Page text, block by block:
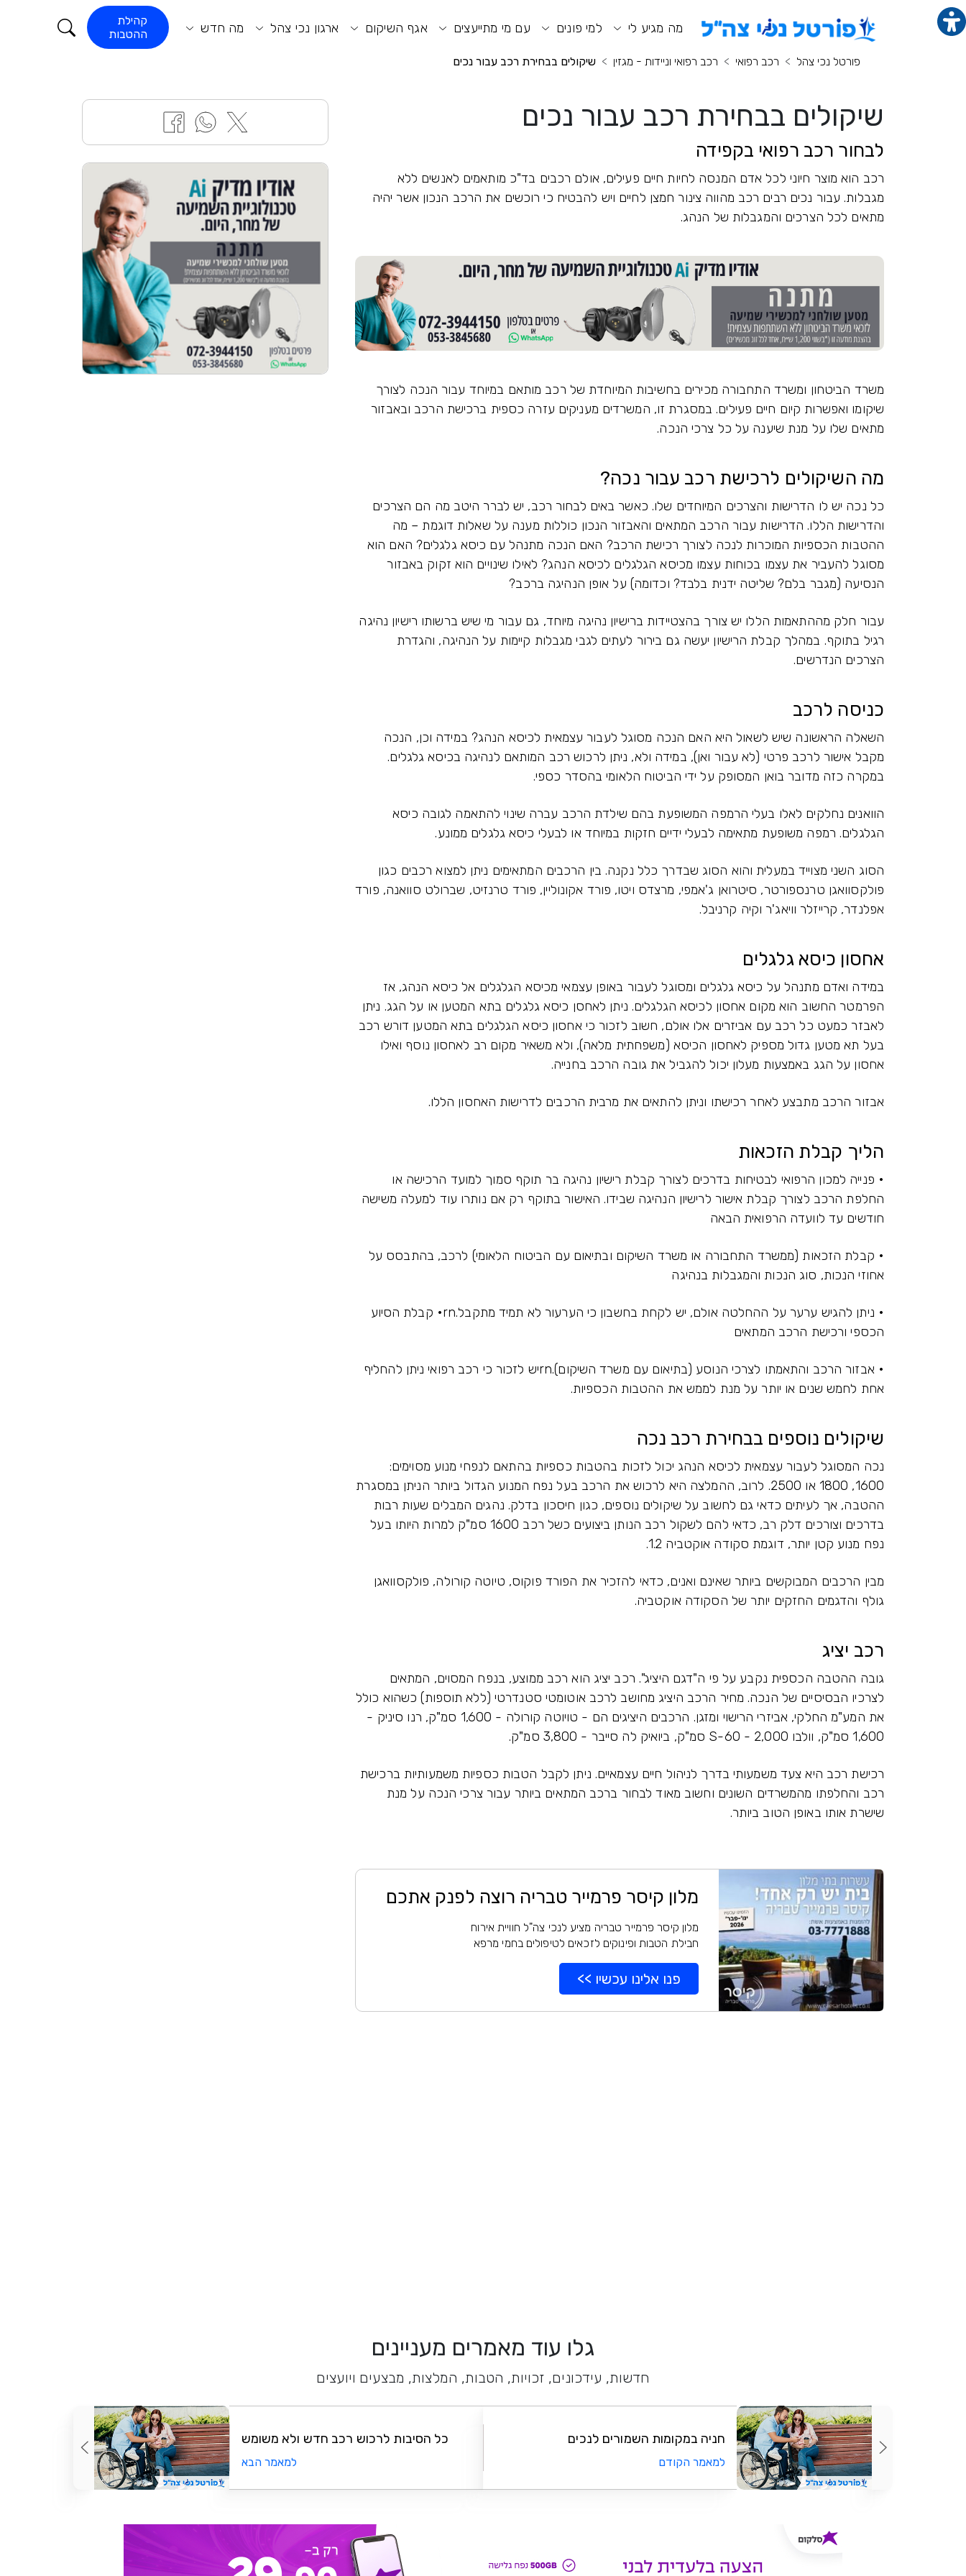
מה מגיע לי למי פונים עם מי מתייעצים אגף השיקום ארגון נכי צהל מה חדש
קהילת
ההטבות
פורטל נכי צהל
רכב רפואי רכב רפואי וניידות - מגזין שיקולים בבחירת רכב עבור נכים
שיקולים בבחירת רכב עבור נכים
לבחור רכב רפואי בקפידה
רכב הוא מוצר חיוני לכל אדם המנסה לחיות חיים פעילים, אולם רכבים בד"כ מותאמים לאנשים ללא
מגבלות. עבור נכים רבים רכב מהווה צינור חמצן לחיים ויש להבטיח כי רוכשים את הרכב הנכון אשר יהיה
מתאים לכל הצרכים והמגבלות של הנהג.
משרד הביטחון ומשרד התחבורה מכירים בחשיבות המיוחדת של רכב מותאם במיוחד עבור הנכה לצורך
שיקומו ואפשרות קיום חיים פעילים. במסגרת זו, המשרדים מעניקים עזרה כספית ברכישת הרכב ובאבזור
מתאים שלו על מנת שיענה על כל צרכי הנכה.
מה השיקולים לרכישת רכב עבור נכה?
כל נכה יש לו הדרישות והצרכים המיוחדים שלו. כאשר באים לבחור רכב, יש לברר היטב מה הם הצרכים
והדרישות הללו. הדרישות עבור הרכב המתאים והאבזור הנכון כוללות מענה על שאלות דוגמת – מה
ההטבות הכספיות המוכרות לנכה לצורך רכישת הרכב? האם הנכה מתנהל עם כיסא גלגלים? האם הוא
מסוגל להעביר את עצמו בכוחות עצמו מכיסא הגלגלים לכיסא הנהג? לאילו שינויים הוא זקוק באבזור
הנסיעה (מגבר בלם? שליטה ידנית בלבד? וכדומה) על אופן הנהיגה ברכב?
עבור חלק מההתאמות הללו יש צורך בהצטיידות ברישיון נהיגה מיוחד, גם עבור מי שיש ברשותו רישיון נהיגה
רגיל בתוקף. במהלך קבלת הרישיון יעשה גם בירור לעתים לגבי מגבלות קיימות על הנהיגה, והגדרת
הצרכים הנדרשים.
כניסה לרכב
השאלה הראשונה שיש לשאול היא האם הנכה מסוגל לעבור עצמאית לכיסא הנהג? במידה וכן, הנכה
מקבל אישור לרכב פרטי (לא עבור ואן), במידה ולא, ניתן לרכוש רכב המותאם לנהיגה בכיסא גלגלים.
במקרה כזה מדובר בואן המסופק על ידי הביטוח הלאומי בהסדר כספי.
הוואנים נחלקים לאלו בעלי הרמפה המשופעת בהם שילדת הרכב עברה שינוי להתאמה לגובה כיסא
הגלגלים. רמפה משופעת מתאימה לבעלי ידיים חזקות במיוחד או לבעלי כיסא גלגלים ממונע.
הסוג השני מצוייד במעלית והוא הסוג שבדרך כלל נקנה. בין הרכבים המתאימים ניתן למצוא רכבים כגון
פולקסוואגן טרנספורטר, סיטרואן ג'אמפי, מרצדס ויטו, פורד אקונוליין, פורד טרנזיט, שברולט סוואנה, פורד
אפלנדר, קרייזלר וויאג'ר וקיה קרניבל.
אחסון כיסא גלגלים
במידה ואדם מתנהל על כיסא גלגלים ומסוגל לעבור באופן עצמאי מכיסא הגלגלים אל כיסא הנהג, אז
הפרמטר החשוב הוא מקום אחסון לכיסא הגלגלים. ניתן לאחסן כיסא גלגלים בתא המטען או על הגג. ניתן
לאבזר כמעט כל רכב עם אביזרים אלו אולם, חשוב לזכור כי אחסון כיסא הגלגלים בתא המטען דורש רכב
בעל תא מטען גדול מספיק לאחסון הכיסא (משפחתית מלאה), ולא משאיר מקום רב לאחסון נוסף ואילו
אחסון על הגג באמצעות מעלון יכול להגביל את גובה הרכב בחנייה.
אבזור הרכב מתבצע לאחר רכישתו וניתן להתאים את מרבית הרכבים לדרישות האחסון הללו.
הליך קבלת הזכאות
• פנייה למכון הרפואי לבטיחות בדרכים לצורך קבלת רישיון נהיגה בר תוקף סמוך למועד הרכישה או
החלפת הרכב לצורך קבלת אישור לרישיון הנהיגה שבידו. האישור בתוקף רק אם נותרו עוד למעלה משישה
חודשים עד לוועדה הרפואית הבאה
• קבלת הזכאות (ממשרד התחבורה או משרד השיקום ובתיאום עם הביטוח הלאומי) לרכב, בהתבסס על
אחוזי הנכות, סוג הנכות והמגבלות בנהיגה
• ניתן להגיש ערער על ההחלטה אולם, יש לקחת בחשבון כי הערעור לא תמיד מתקבל.rn• קבלת הסיוע
הכספי ורכישת הרכב המתאים
• אבזור הרכב והתאמתו לצרכי הנוסע (בתיאום עם משרד השיקום).rnיש לזכור כי רכב רפואי ניתן להחליף
אחת לחמש שנים או יותר על מנת לממש את ההטבות הכספיות.
שיקולים נוספים בבחירת רכב נכה
נכה המסוגל לעבור עצמאית לכיסא הנהג יכול לזכות בהטבות כספיות בהתאם לנפחי מנוע מסוימים:
1600, 1800 או 2500. לרוב, ההמלצה היא לרכוש את הרכב בעל נפח המנוע הגדול ביותר הניתן במסגרת
ההטבה, אך לעיתים כדאי גם לחשוב על שיקולים נוספים, כגון חיסכון בדלק. נהגים המבלים שעות רבות
בדרכים וצורכים דלק רב, כדאי להם לשקול רכב הנותן ביצועים כשל רכב 1600 סמ"ק למרות היותו בעל
נפח מנוע קטן יותר, דוגמת סקודה אוקטביה 1.2.
מבין הרכבים המבוקשים ביותר שאינם ואנים, כדאי להזכיר את הפורד פוקוס, טיוטה קורולה, פולקסוואגן
גולף והדגמים החזקים יותר של הסקודה אוקטביה.
רכב יציג
גובה ההטבה הכספית נקבע על פי ה"דגם היציג". רכב יציג הוא רכב ממוצע, בנפח המסוים, המתאים
לצרכיו הבסיסיים של הנכה. מחיר הרכב היציג מחושב לרכב אוטומטי סטנדרטי (ללא תוספות) כשהוא כולל
את המע"מ החלקי, אביזרי הרישוי ומזגן. הרכבים היציגים הם - טויוטה קורולה - 1,600 סמ"ק, רנו סיניק -
1,600 סמ"ק, וולבו S-60 - 2,000 סמ"ק, ביואיק לה סייבר - 3,800 סמ"ק.
רכישת רכב היא צעד משמעותי בדרך לניהול חיים עצמאיים. ניתן לקבל הטבות כספיות משמעותיות ברכישת
רכב והחלפתו מהמשרדים השונים וחשוב מאוד לבחור ברכב המתאים ביותר עבור צרכי הנכה על מנת
שישרת אותו באופן הטוב ביותר.
מלון קיסר פרמייר טבריה רוצה לפנק אתכם
מלון קיסר פרמייר טבריה מציע לנכי צה"ל חוויית אירוח
חבילת הטבות ופינוקים לזכאים לטיפולים בחמי מרפא
פנו אלינו עכשיו >>
גלו עוד מאמרים מעניינים
חדשות, עידכונים, זכויות, הטבות, המלצות, מבצעים ויועצים
חניה במקומות השמורים לנכים
למאמר הקודם
כל הסיבות לרכוש רכב חדש ולא משומש
למאמר הבא
תוכן מרכזי מנוע חיפוש תפריט ראשי תפריט נגישות קורא התוכן